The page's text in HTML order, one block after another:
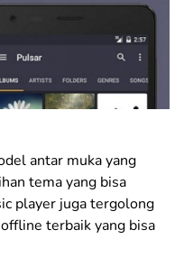
antar muka yang
tema yang bisa
player juga tergolong
terbaik yang bisa